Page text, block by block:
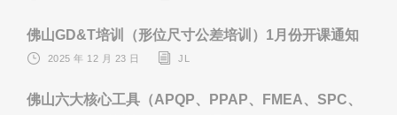
佛山GD&T培训（形位尺寸公差培训）1月份开课通知
2025 年 12 月 23 日 JL
佛山六大核心工具（APQP、PPAP、FMEA、SPC、